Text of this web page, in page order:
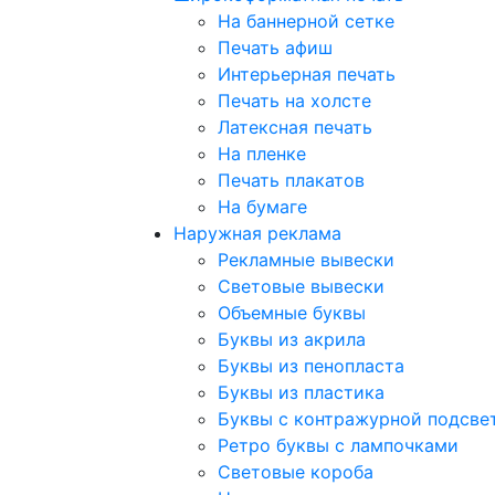
На баннерной сетке
Печать афиш
Интерьерная печать
Печать на холсте
Латексная печать
На пленке
Печать плакатов
На бумаге
Наружная реклама
Рекламные вывески
Световые вывески
Объемные буквы
Буквы из акрила
Буквы из пенопласта
Буквы из пластика
Буквы с контражурной
Ретро буквы с лампочками
Световые короба